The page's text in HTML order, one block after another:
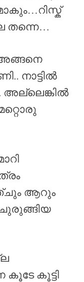
തന്നെ…
നാട്ടിൽ
അല്ലെങ്കിൽ
ആറും
കൂട്ടി